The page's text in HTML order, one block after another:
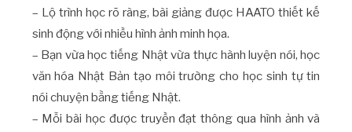
– Lộ trình học rõ ràng, bài giảng được HAATO thiết kế
sinh động với nhiều hình ảnh minh họa.
– Bạn vừa học tiếng Nhật vừa thực hành luyện nói, học
văn hóa Nhật Bản tạo môi trường cho học sinh tự tin
nói chuyện bằng tiếng Nhật.
– Mỗi bài học được truyền đạt thông qua hình ảnh và